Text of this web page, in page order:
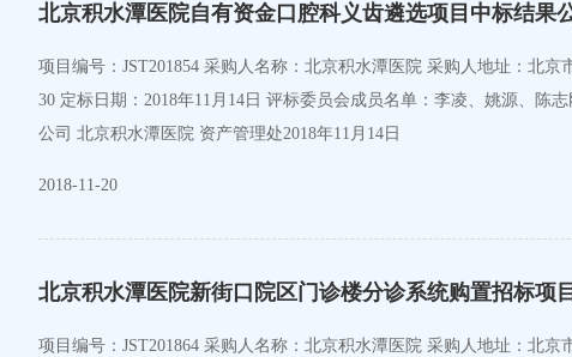
北京积水潭医院自有资金口腔科义齿遴选项目中标结果
项目编号：JST201854 采购人名称：北京积水潭医院 采购人地址：北京市西城区新街口东街31号 采购人联系方式：010-58516897 简要技术要求/招标项目的性质：招标文件 遴选时间：2018年11月14日上午9：
30 定标日期：2018年11月14日 评标委员会成员名单：李凌、姚源、陈
公司 北京积水潭医院 资产管理处2018年11月14日
2018-11-20
北京积水潭医院新街口院区门诊楼分诊系统购置招标项
项目编号：JST201864 采购人名称：北京积水潭医院 采购人地址：北京市西城区新街口东街31号 采购人联系方式：010-58516897 简要技术要求/招标项目的性质：招标文件 招标时间：2018年11月13日下午14：